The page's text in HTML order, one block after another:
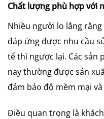
Chất lượng phù hợp với
Nhiều người lo lắng
đáp ứng được nhu cầu
tế thì ngược lại. Các sản
nay thường được sản
đảm bảo độ mềm mại
Điều quan trọng là